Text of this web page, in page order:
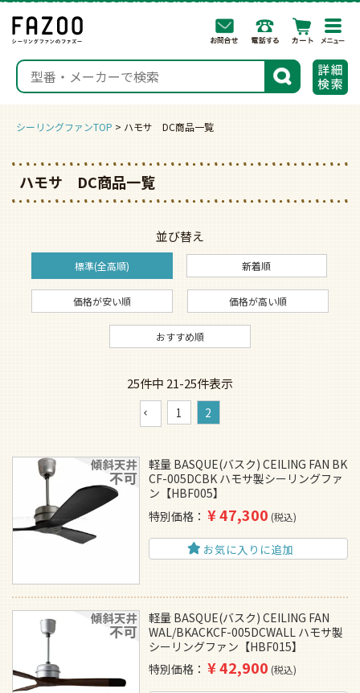
検索
シーリングファンTOP ハモサ DC商品一覧
ハモサ DC商品一覧
並び替え
標準(全高順) 新着順
価格が安い順 価格が高い順
おすすめ順
25件中 21-25件表示
1 2
軽量 BASQUE(バスク) CEILING FAN BK
CF-005DCBK ハモサ製シーリングファ
ン【HBF005】
特別価格
¥47,300 税込
お気に入りに追加
軽量 BASQUE(バスク) CEILING FAN
WAL/BKACKCF-005DCWALL ハモサ製
シーリングファン【HBF015】
特別価格
¥42,900 税込